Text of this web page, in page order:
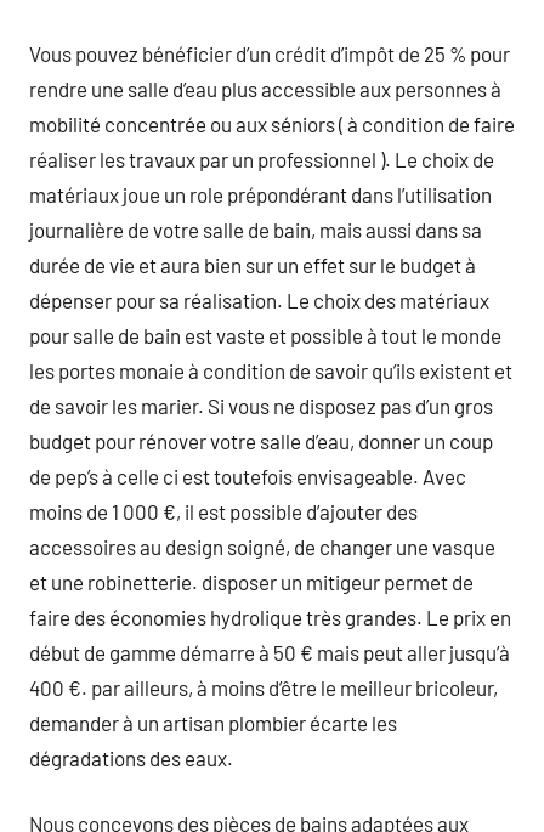
Vous pouvez bénéficier d’un crédit d’impôt de 25 % pour
rendre une salle d’eau plus accessible aux personnes à
mobilité concentrée ou aux séniors ( à condition de faire
réaliser les travaux par un professionnel ). Le choix de
matériaux joue un role prépondérant dans l’utilisation
journalière de votre salle de bain, mais aussi dans sa
durée de vie et aura bien sur un effet sur le budget à
dépenser pour sa réalisation. Le choix des matériaux
pour salle de bain est vaste et possible à tout le monde
les portes monaie à condition de savoir qu’ils existent et
de savoir les marier. Si vous ne disposez pas d’un gros
budget pour rénover votre salle d’eau, donner un coup
de pep’s à celle ci est toutefois envisageable. Avec
moins de 1 000 €, il est possible d’ajouter des
accessoires au design soigné, de changer une vasque
et une robinetterie. disposer un mitigeur permet de
faire des économies hydrolique très grandes. Le prix en
début de gamme démarre à 50 € mais peut aller jusqu’à
400 €. par ailleurs, à moins d’être le meilleur bricoleur,
demander à un artisan plombier écarte les
dégradations des eaux.
Nous concevons des pièces de bains adaptées aux